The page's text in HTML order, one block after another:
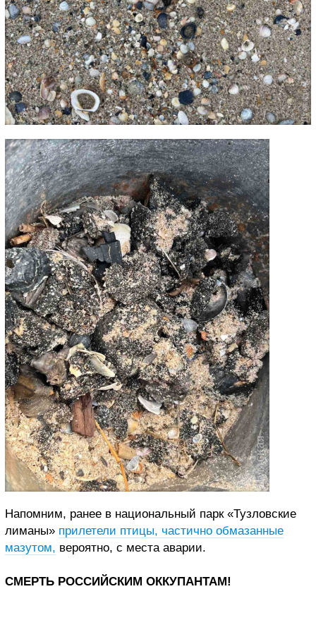
Напомним, ранее в национальный парк «Тузловские
лиманы» прилетели птицы, частично обмазанные
мазутом, вероятно, с места аварии.
СМЕРТЬ РОССИЙСКИМ ОККУПАНТАМ!